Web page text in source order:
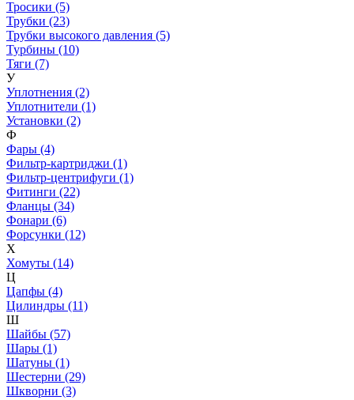
Тросики (5)
Трубки (23)
Трубки высокого давления (5)
Турбины (10)
Тяги (7)
У
Уплотнения (2)
Уплотнители (1)
Установки (2)
Ф
Фары (4)
Фильтр-картриджи (1)
Фильтр-центрифуги (1)
Фитинги (22)
Фланцы (34)
Фонари (6)
Форсунки (12)
Х
Хомуты (14)
Ц
Цапфы (4)
Цилиндры (11)
Ш
Шайбы (57)
Шары (1)
Шатуны (1)
Шестерни (29)
Шкворни (3)